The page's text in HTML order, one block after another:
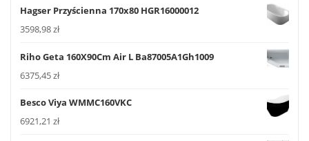
Hagser Przyścienna 170x80 HGR16000012
3598,98zł
Riho Geta 160X90Cm Air L Ba87005A1Gh1009
6375,45zł
Besco Viya WMMC160VKC
6921,21 zł